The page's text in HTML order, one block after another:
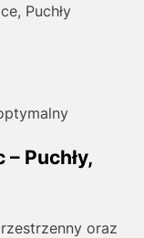
Puchły
Puchły,
oraz